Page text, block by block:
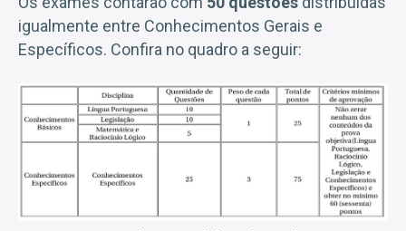
igualmente entre Conhecimentos Gerais e
Específicos. Confira no quadro a seguir: